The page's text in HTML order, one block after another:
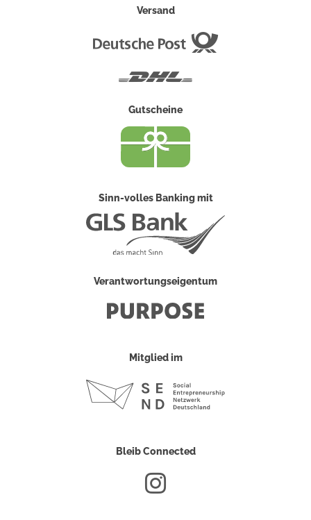
Versand
Gutscheine
Sinn-volles Banking mit
Verantwortungseigentum
Mitglied im
Bleib Connected